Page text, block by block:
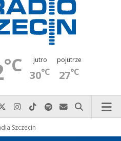
°C jutro
30°C
pojutrze
27°C
po prostu do nas zadzwoń
nas na Facebook-u
Odwiedź nas na X
Odwiedź nas na Instagram-ie
Odwiedź nas na TikTok-u
Szukaj nas na Spotify
Wyślij do nas
Szukaj
Szczecin